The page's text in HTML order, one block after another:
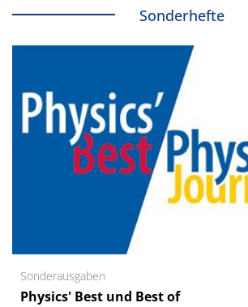
Sonderhefte
Sonderausgaben
Physics' Best und Best of